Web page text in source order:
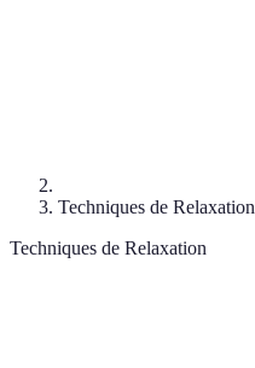
Techniques de Relaxation
Techniques de Relaxation